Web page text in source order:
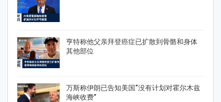
亨特称他父亲拜登癌症已扩散到骨骼和身体
其他部位
万斯称伊朗已告知美国“没有计划对霍尔木兹
海峡收费”